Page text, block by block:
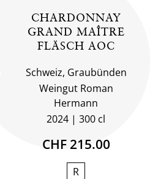
CHARDONNAY
GRAND MAÎTRE
FLÄSCH AOC
Schweiz, Graubünden
Weingut Roman
Hermann
2024
300 cl
CHF 215.00
R